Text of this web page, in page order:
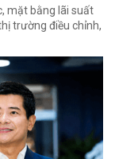
mặt bằng lãi suất
trường điều chỉnh,